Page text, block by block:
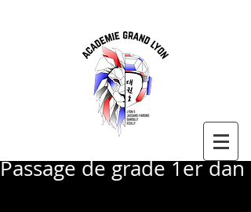
Passage de grade 1er dan